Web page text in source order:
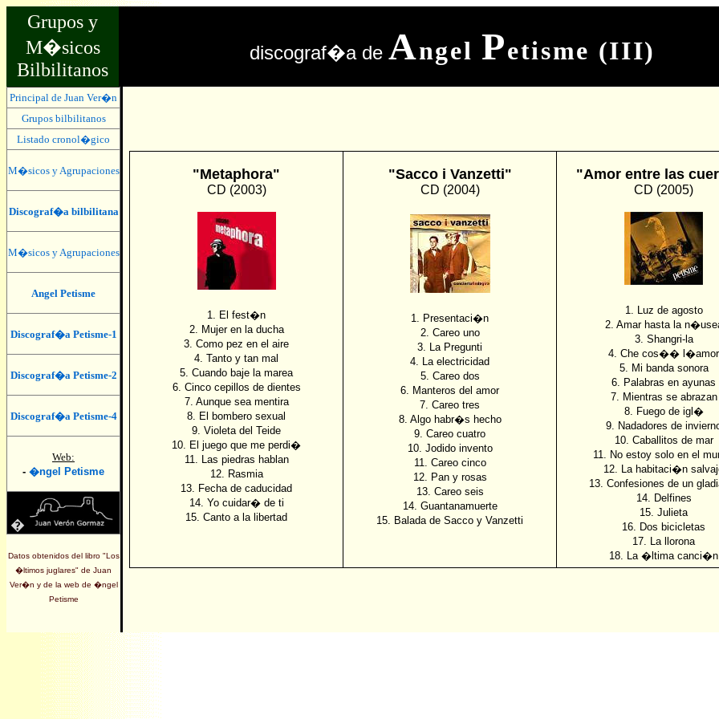
Grupos y
M�sicos
Bilbilitanos
discograf�a deAngel Petisme (III)
Principal de Juan Ver�n
Grupos bilbilitanos
Listado cronol�gico
M�sicos y Agrupaciones
Discograf�a bilbilitana
M�sicos y Agrupaciones
Angel Petisme
Discograf�a Petisme-1
Discograf�a Petisme-2
Discograf�a Petisme-4
Web:
- �ngel Petisme
�
Datos obtenidos del libro "Los
�ltimos juglares" de Juan
Ver�n y de la web de �ngel
Petisme
"Metaphora"
CD (2003)
1. El fest�n
2. Mujer en la ducha
3. Como pez en el aire
4. Tanto y tan mal
5. Cuando baje la marea
6. Cinco cepillos de dientes
7. Aunque sea mentira
8. El bombero sexual
9. Violeta del Teide
10. El juego que me perdi�
11. Las piedras hablan
12. Rasmia
13. Fecha de caducidad
14. Yo cuidar� de ti
15. Canto a la libertad
"Sacco i Vanzetti"
CD (2004)
1. Presentaci�n
2. Careo uno
3. La Pregunti
4. La electricidad
5. Careo dos
6. Manteros del amor
7. Careo tres
8. Algo habr�s hecho
9. Careo cuatro
10. Jodido invento
11. Careo cinco
12. Pan y rosas
13. Careo seis
14. Guantanamuerte
15. Balada de Sacco y Vanzetti
"Amor entre las
CD (2005)
1. Luz de agosto
2. Amar hasta la
3. Shangri-la
4. Che cos�� l�amor
5. Mi banda sonora
6. Palabras en ayunas
7. Mientras se abrazan
8. Fuego de igl�
9. Nadadores de
10. Caballitos de mar
11. No estoy solo en el
12. La habitaci�n
13. Confesiones de un
14. Delfines
15. Julieta
16. Dos bicicletas
17. La llorona
18. La �ltima canci�n